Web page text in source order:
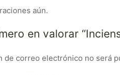
aún.
en valorar
de correo electrónico no será